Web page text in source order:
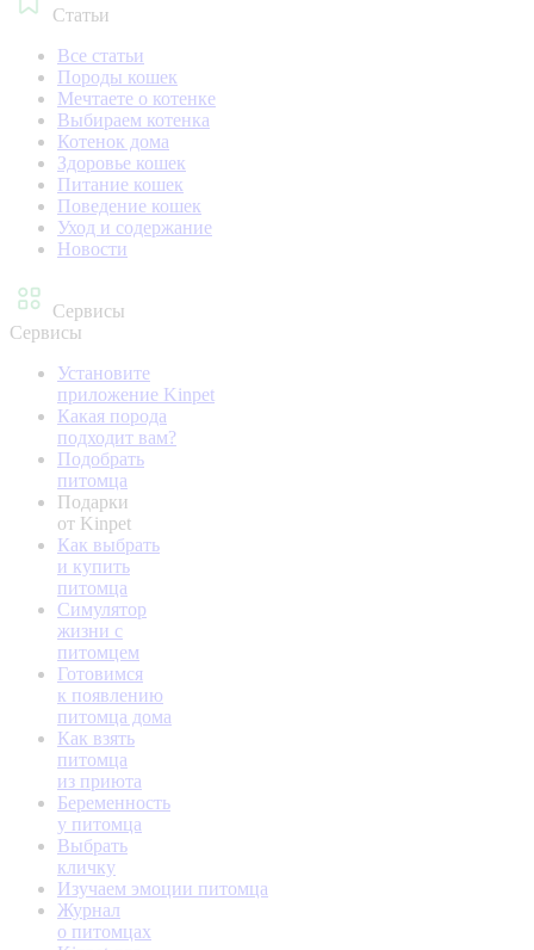
Статьи
Все статьи
Породы кошек
Мечтаете о котенке
Выбираем котенка
Котенок дома
Здоровье кошек
Питание кошек
Поведение кошек
Уход и содержание
Новости
Сервисы
Сервисы
Установите
приложение Kinpet
Какая порода
подходит вам?
Подобрать
питомца
Подарки
от Kinpet
Как выбрать
и купить
питомца
Симулятор
жизни с
питомцем
Готовимся
к появлению
питомца дома
Как взять
питомца
из приюта
Беременность
у питомца
Выбрать
кличку
Изучаем эмоции питомца
Журнал
о питомцах